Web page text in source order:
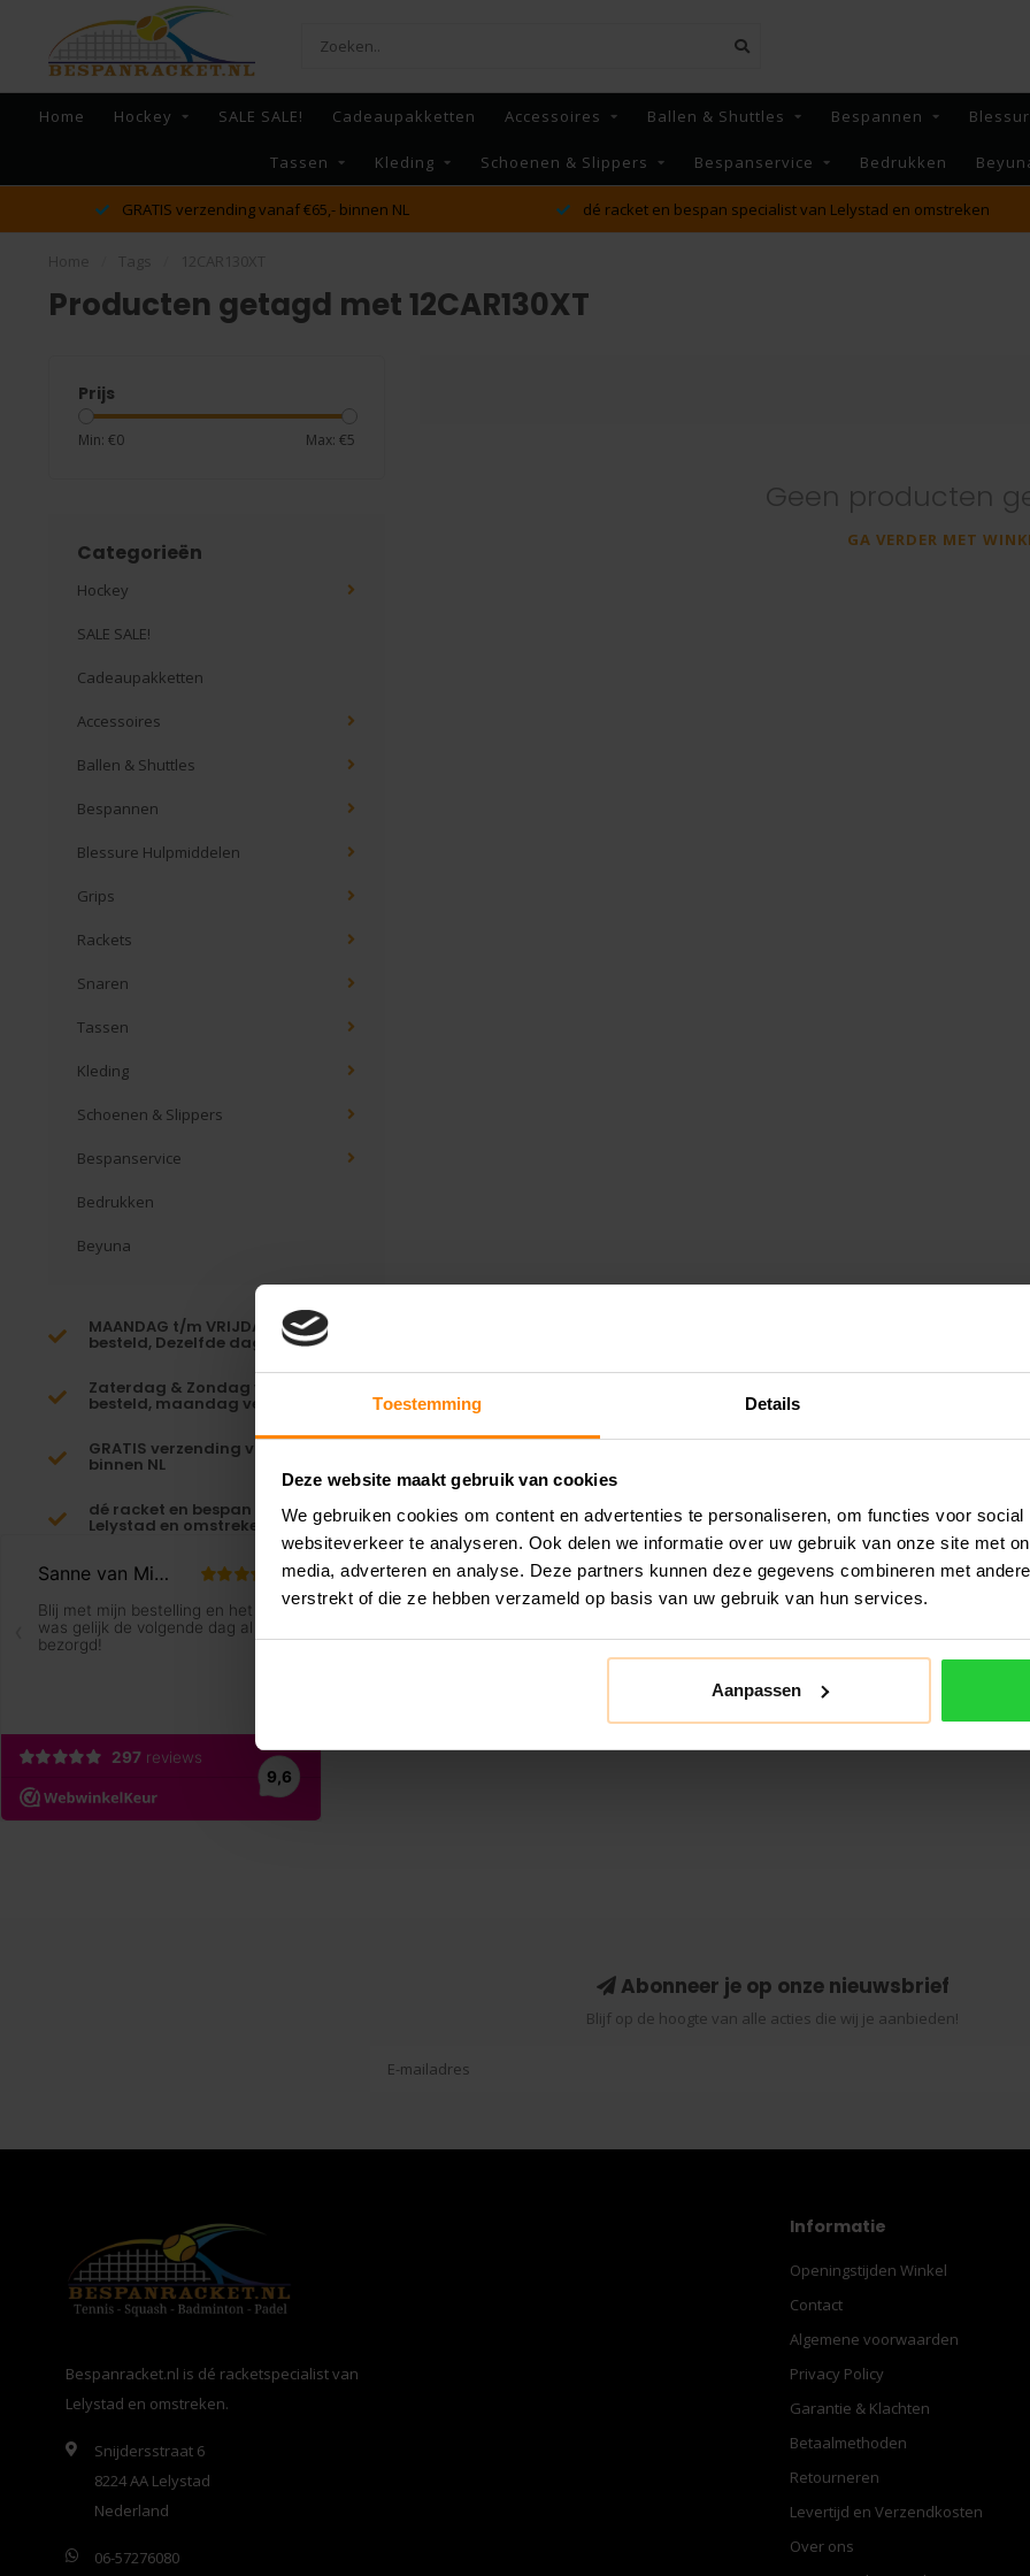
Toestemming Details
Deze website maakt gebruik van cookies
We gebruiken cookies om content en advertenties te personaliseren, om functies voor
websiteverkeer te analyseren. Ook delen we informatie over uw gebruik van onze site met
media, adverteren en analyse. Deze partners kunnen deze gegevens combineren met
verstrekt of die ze hebben verzameld op basis van uw gebruik van hun services.
Aanpassen
Home Hockey SALE SALE! Cadeaupakketten Accessoires Ballen & Shuttles Bespannen
Tassen Kleding Schoenen & Slippers Bespanservice Bedrukken
GRATIS verzending vanaf €65,- binnen NL dé racket en bespan specialist van Lelystad en omstreken
Producten getagd met 12CAR130XT
Prijs
Min: €0 Max: €5
Categorieën
Hockey
SALE SALE!
Cadeaupakketten
Accessoires
Ballen & Shuttles
Bespannen
Blessure Hulpmiddelen
Grips
Rackets
Snaren
Tassen
Kleding
Schoenen & Slippers
Bespanservice
Bedrukken
Beyuna
MAANDAG t/m VRIJDAG voor 16:00
besteld, Dezelfde dag verzonden!*
Zaterdag & Zondag voor 23:59
besteld, maandag verzonden!
GRATIS verzending vanaf €65,-
binnen NL
dé racket en bespan specialist van
Lelystad en omstreken
Geen producten
GA VERDER MET
Abonneer je op onze nieuwsbrief
Blijf op de hoogte van alle acties die wij je aanbieden!
Bespanracket.nl is dé racketspecialist van
Lelystad en omstreken.
Snijdersstraat 6
8224 AA Lelystad
Nederland
06-57276080
Informatie
Openingstijden Winkel
Contact
Algemene voorwaarden
Privacy Policy
Garantie & Klachten
Betaalmethoden
Retourneren
Levertijd en Verzendkosten
Over ons